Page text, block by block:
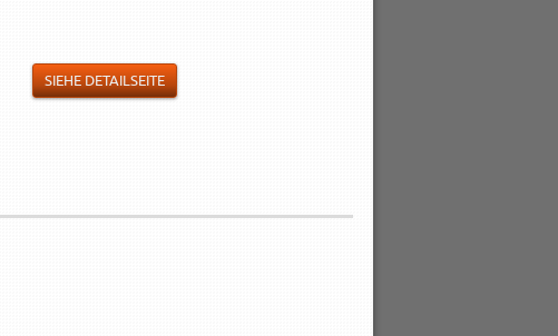
SIEHE DETAILSEITE